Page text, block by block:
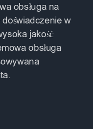
obsługa na
w
jakość
obsługa